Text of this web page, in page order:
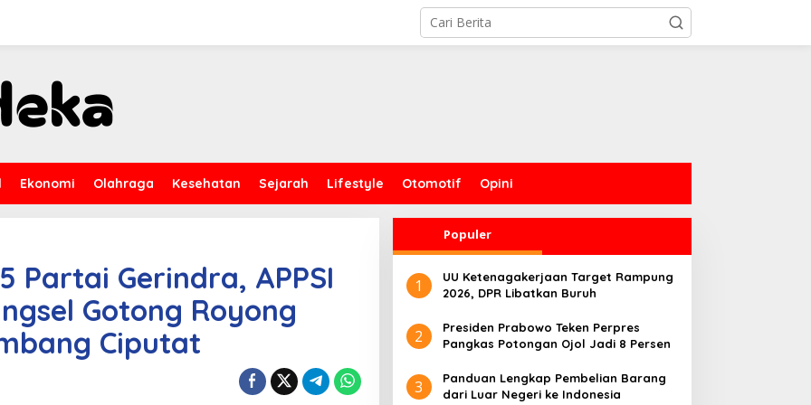
Ekonomi Olahraga Kesehatan Sejarah Lifestyle Otomotif Opini
Partai Gerindra, APPSI
Gotong Royong
Ciputat
Populer
1
UU Ketenagakerjaan Target Rampung
2026, DPR Libatkan Buruh
2
Presiden Prabowo Teken Perpres
Pangkas Potongan Ojol Jadi 8 Persen
3
Panduan Lengkap Pembelian Barang
dari Luar Negeri ke Indonesia